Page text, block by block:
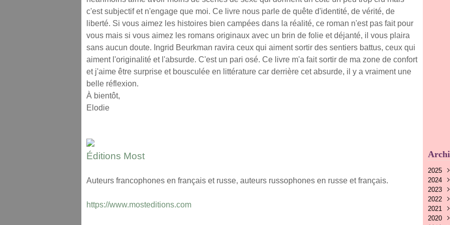
c'est subjectif et n'engage que moi. Ce livre nous parle de quête d'identité, de vérité, de
liberté. Si vous aimez les histoires bien campées dans la réalité, ce roman n'est pas fait pour
vous mais si vous aimez les romans originaux avec un brin de folie et déjanté, il vous plaira
sans aucun doute. Ingrid Beurkman ravira ceux qui aiment sortir des sentiers battus, ceux qui
aiment l'originalité et l'absurde. C'est un pari osé. Ce livre m'a fait sortir de ma zone de confort
et j'aime être surprise et bousculée en littérature car derrière cet absurde, il y a vraiment une
belle réflexion.
À bientôt,
Elodie
Éditions Most
Auteurs francophones en français et russe, auteurs russophones en russe et français.
https://www.mosteditions.com
2025
Août
Juin
Mai
2024
Août
2023
2022
2021
2020